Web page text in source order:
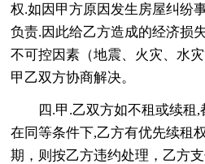
权.如因甲方原因发生房屋纠纷
负责.因此给乙方造成的经济损
不可控因素（地震、火灾、水
甲乙双方协商解决。
四.甲.乙双方如不租或续租
在同等条件下,乙方有优先续租
期，则按乙方违约处理，乙方